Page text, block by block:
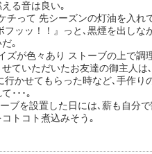
る音は良い｡
チって 先シーズンの灯油を入れ
フッッ！！』っと､黒煙を出しな
｡
ズが色々あり ストーブの上で調
ていただいたお友達の御主人は
行かせてもらった時など､手作り
･･･｡
ブを設置した日には､薪も自分
トコト煮込みそう｡